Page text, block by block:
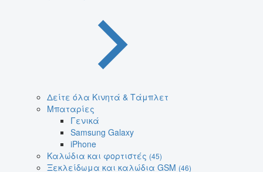
Δείτε όλα Κινητά & Τάμπλετ
Μπαταρίες
Γενικά
Samsung Galaxy
iPhone
Καλώδια και φορτιστές (45)
Ξεκλείδωμα και καλώδια GSM (46)